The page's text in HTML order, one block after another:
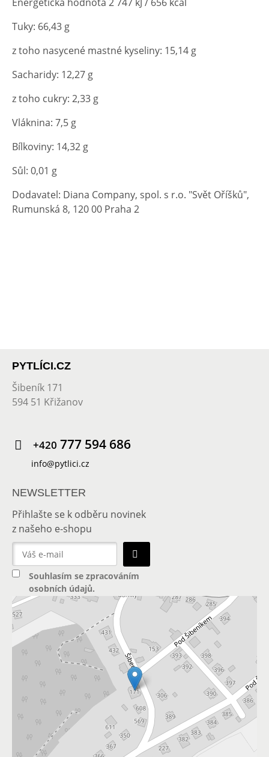
Tuky: 66,43 g
z toho nasycené mastné kyseliny: 15,14 g
Sacharidy: 12,27 g
z toho cukry: 2,33 g
Vláknina: 7,5 g
Bílkoviny: 14,32 g
Sůl: 0,01 g
Dodavatel: Diana Company, spol. s r.o. "Svět Oříšků",
Rumunská 8, 120 00 Praha 2
PYTLÍCI.CZ
Šibeník 171
594 51 Křižanov
+420 777 594 686
info@pytlici.cz
NEWSLETTER
Přihlašte se k odběru novinek
z našeho e-shopu
Souhlasím se zpracováním
osobních údajů.